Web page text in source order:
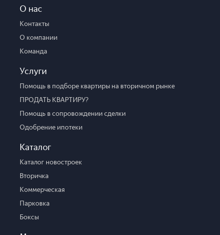
О нас
Контакты
О компании
Команда
Услуги
Помощь в подборе квартиры на вторичном рынке
ПРОДАТЬ КВАРТИРУ?
Помощь в сопровождении сделки
Одобрение ипотеки
Каталог
Каталог новостроек
Вторичка
Коммерческая
Парковка
Боксы